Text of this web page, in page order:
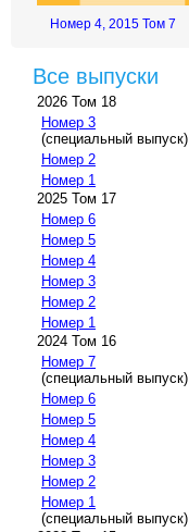
Номер 4, 2015 Том 7
Все выпуски
2026 Том 18
Номер 3
(специальный выпуск)
Номер 2
Номер 1
2025 Том 17
Номер 6
Номер 5
Номер 4
Номер 3
Номер 2
Номер 1
2024 Том 16
Номер 7
(специальный выпуск)
Номер 6
Номер 5
Номер 4
Номер 3
Номер 2
Номер 1
(специальный выпуск)